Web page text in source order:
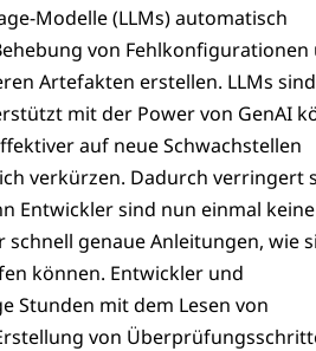
Modelle (LLMs) automatisch
von Fehlkonfigurationen
Artefakten erstellen. LLMs
mit der Power von GenAI
auf neue Schwachstellen
verkürzen. Dadurch verringert
Entwickler sind nun einmal keine
genaue Anleitungen, wie
können. Entwickler und
Stunden mit dem Lesen von
von